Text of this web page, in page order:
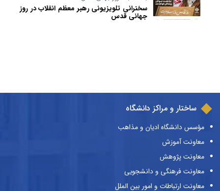
سخنرانی تلویزیونی رهبر معظم انقلاب در روز
جهانی قدس
ساختار و مراکز دانشگاه
مؤسس دانشگاه ادیان و مذاهب
معاونت آموزش
معاونت پژوهش
معاونت فرهنگی و دانشجویی
معاونت ارتباطات و امور بین الملل